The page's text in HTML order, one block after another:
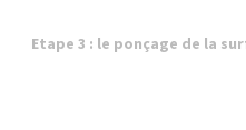
Etape 3 : le ponçage de la